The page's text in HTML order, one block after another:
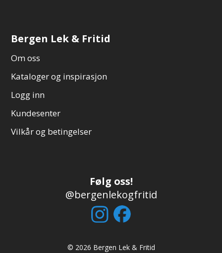
Bergen Lek & Fritid
Om oss
Kataloger og inspirasjon
Logg inn
Kundesenter
Vilkår og betingelser
Følg oss!
@bergenlekogfritid
© 2026 Bergen Lek & Fritid